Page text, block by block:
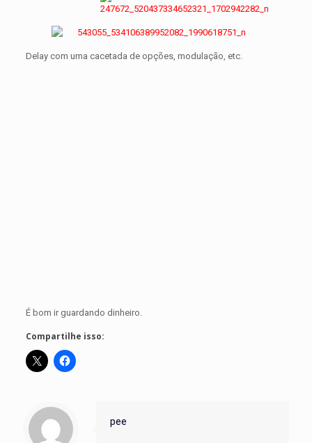
Delay com uma cacetada de opções, modulação, etc.
É bom ir guardando dinheiro.
Compartilhe isso:
pee